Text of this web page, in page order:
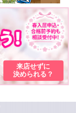
来店せずに
決められる？